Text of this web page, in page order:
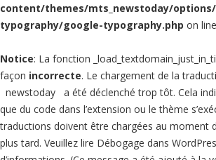
content/themes/mts_newstoday/
typography/google-typography.php on line
Notice: La fonction
façon incorrecte. Le chargement de la
newstoday
a été déclenché trop tôt. Cela
que du code dans l’extension ou le thème
traductions doivent être chargées au moment
plus tard. Veuillez lire Débogage dans